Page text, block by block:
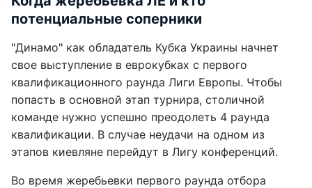
потенциальные соперники
"Динамо" как обладатель Кубка Украины начнет
свое выступление в еврокубках с первого
квалификационного раунда Лиги Европы. Чтобы
попасть в основной этап турнира, столичной
команде нужно успешно преодолеть 4 раунда
квалификации. В случае неудачи на одном из
этапов киевляне перейдут в Лигу конференций.
Во время жеребьевки первого раунда отбора